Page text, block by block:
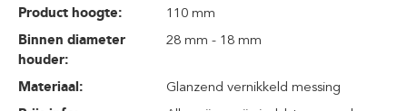
Product hoogte:
110 mm
Binnen diameter
houder:
28 mm - 18 mm
Materiaal:
Glanzend vernikkeld messing